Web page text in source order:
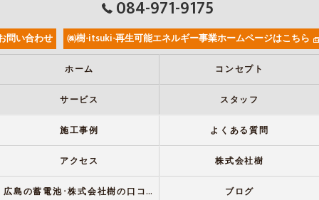
084-971-9175
問い合わせ ㈱樹-itsuki-再生可能エネルギー事業ホームページはこちら
ホーム コンセプト
サービス スタッフ
施工事例 よくある質問
アクセス 株式会社樹
広島の蓄電池･株式会社樹の口コミ情報 ブログ